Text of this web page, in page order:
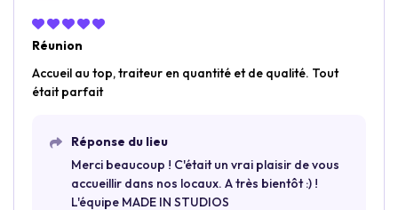
Réunion
Accueil au top, traiteur en quantité et de qualité. Tout
était parfait
Réponse du lieu
Merci beaucoup ! C'était un vrai plaisir de vous
accueillir dans nos locaux. A très bientôt :) !
L'équipe MADE IN STUDIOS